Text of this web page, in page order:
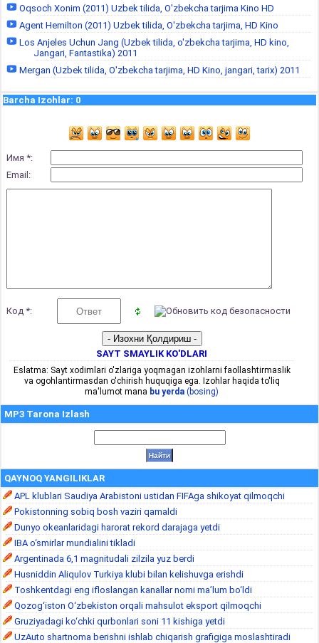
Oqsoch Xonim (2011) Uzbek tilida, O'zbekcha tarjima Kino HD
Agent Hemilton (2011) Uzbek tilida, O'zbekcha tarjima, HD Kino
Los Anjeles Uchun Jang (Uzbek tilida, o'zbekcha tarjima, HD kino,
Jangari, Fantastika) 2011
Mergan (Uzbek tilida, O'zbekcha tarjima, HD Kino, jangari, tarix) 2011
Barcha Izohlar: 0
Имя *:
Email:
Код *:
SAYT SMAYLIK KO'DLARI
Eslatma: Sayt xodimlari o'zlariga yoqmagan izohlarni faollashtirmaslik
va ogohlantirmasdan o'chirish huquqiga ega. Izohlar haqida to'liq
ma'lumot mana bu yerda (bosing)
MP3 Tarona Izlash
QAYNOQ YANGILIKLAR
APL klublari Saudiya Arabistoni ustidan FIFAga shikoyat qilmoqchi
Pokistonning sobiq bosh vaziri qamaldi
Dunyo okeanlaridagi harorat rekord darajaga yetdi
IBA o‘smirlar mundialini tikladi
Argentinada 6,1 magnitudali zilzila yuz berdi
Husniddin Aliqulov Turkiya klubi bilan kelishuvga erishdi
Toshkentdagi eng ifloslangan kanallar nomi ma’lum bo‘ldi
Qozog‘iston O‘zbekiston orqali mahsulot eksport qilmoqchi
Gruziyadagi ko‘chki qurbonlari soni 11 kishiga yetdi
UzAuto shartnoma berishni ishlab chiqarish grafigiga moslashtiradi